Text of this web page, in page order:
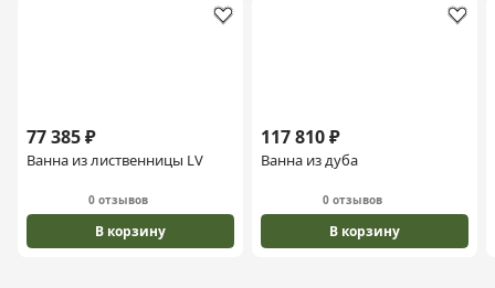
77 385 ₽
Ванна из лиственницы LV
0 отзывов
В корзину
117 810 ₽
Ванна из дуба
0 отзывов
В корзину